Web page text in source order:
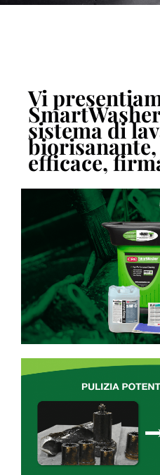
Vi
sistema di
efficace,